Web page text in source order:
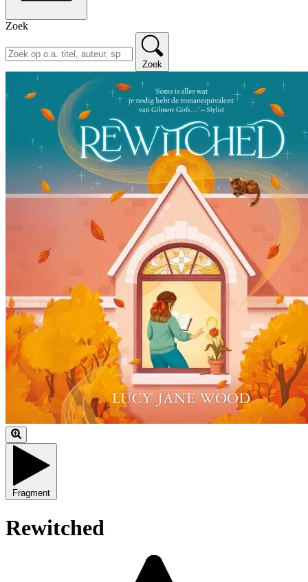
Zoek
Zoek
Fragment
Rewitched